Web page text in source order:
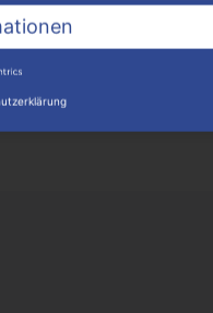
auf den italienischen